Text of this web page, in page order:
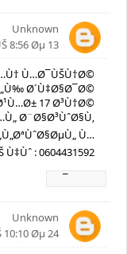
Unknown
13 ÙŠÙˆÙ„ÙŠÙˆ 2021 ÙÙŠ 8:56 Øµ
Ù…Ø¯ÙŠÙ†Ø©
Ø´Ù‡Ø§Ø¯Ø©
17 Ø³Ù†Ø©
Ø¨Ø§Ø³ÙˆØ§Ù‚
Ù…
Ù‡Ùˆ : 0604431592
Unknown
24 Ø£ØºØ³Ø·Ø³ 2021 ÙÙŠ 10:10 Øµ